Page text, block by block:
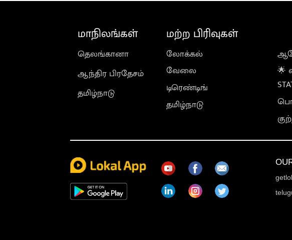
மாநிலங்கள்
தெலங்கானா
ஆந்திர பிரதேசம்
தமிழ்நாடு
மற்ற பிரிவுகள்
லோக்கல்
வேலை
டிரெண்டிங்
தமிழ்நாடு
🌟